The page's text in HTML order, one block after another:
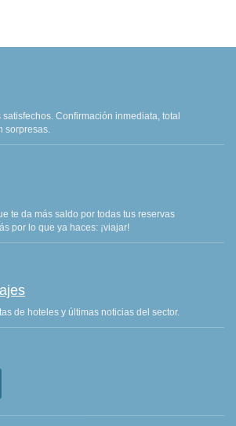
Confirmación inmediata, total
sorpresas.
te da más saldo por todas tus reservas
por lo que ya haces: ¡viajar!
de hoteles y últimas noticias del sector.